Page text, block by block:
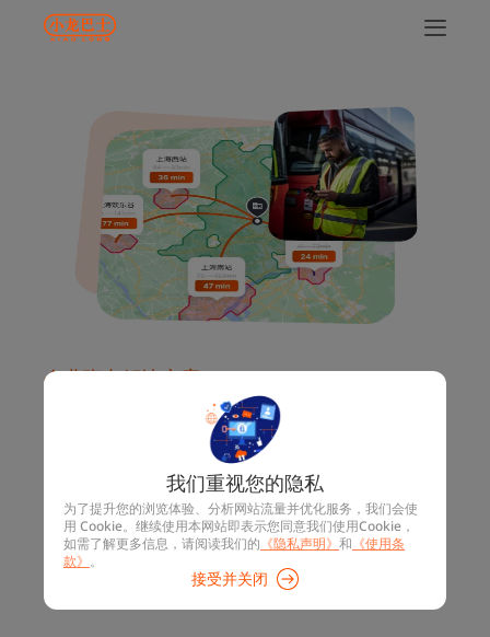
企业班车解决方案
班车系统数智化，新能源车辆，定
预测到执行，闭环管理，企业选择适配方案‌
智能优化调度
线路优化 安全可靠
我们重视您的隐私
为了提升您的浏览体验、分析网站流量并优化服务，我们会使
用 Cookie。继续使用本网站即表示您同意我们使用Cookie，
如需了解更多信息，请阅读我们的 《隐私声明》 和 《使用条
款》 。
接受并关闭